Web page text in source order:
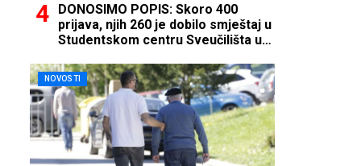
DONOSIMO POPIS: Skoro 400
prijava, njih 260 je dobilo smještaj u
Studentskom centru Sveučilišta u
NOVOSTI